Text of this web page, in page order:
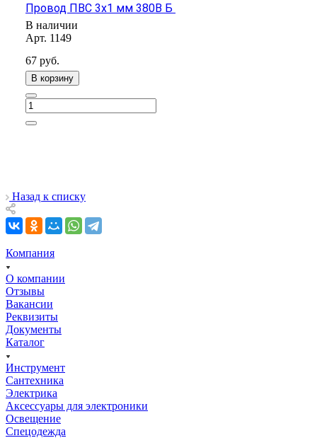
Провод ПВС 3х1 мм 380В Б
В наличии
Арт. 1149
67 руб.
В корзину
Назад к списку
Компания
О компании
Отзывы
Вакансии
Реквизиты
Документы
Каталог
Инструмент
Сантехника
Электрика
Аксессуары для электроники
Освещение
Спецодежда